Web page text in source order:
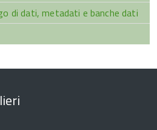
di dati, metadati e banche dati